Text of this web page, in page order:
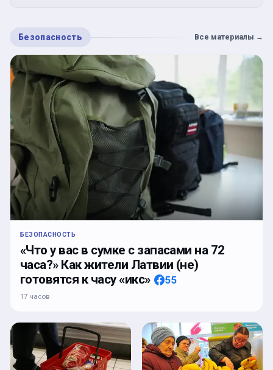
Безопасность Все материалы →
БЕЗОПАСНОСТЬ
«Что у вас в сумке с запасами на 72
часа?» Как жители Латвии (не)
готовятся к часу «икс»
55
17 часов